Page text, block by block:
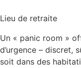
Lieu de retraite
Un « panic room »
d’urgence – discret,
soit dans des